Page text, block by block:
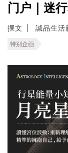
门户｜迷
撰文 誠品生活
特别企画